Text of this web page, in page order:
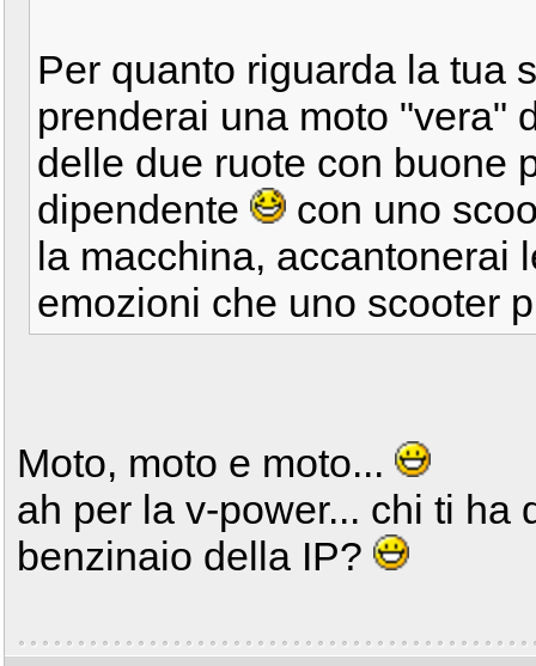
Per quanto riguarda la tua
prenderai una moto "vera"
delle due ruote con buone
dipendente
con uno
la macchina, accantonerai
emozioni che uno scooter
Moto, moto e moto...
ah per la v-power... chi ti ha
benzinaio della IP?